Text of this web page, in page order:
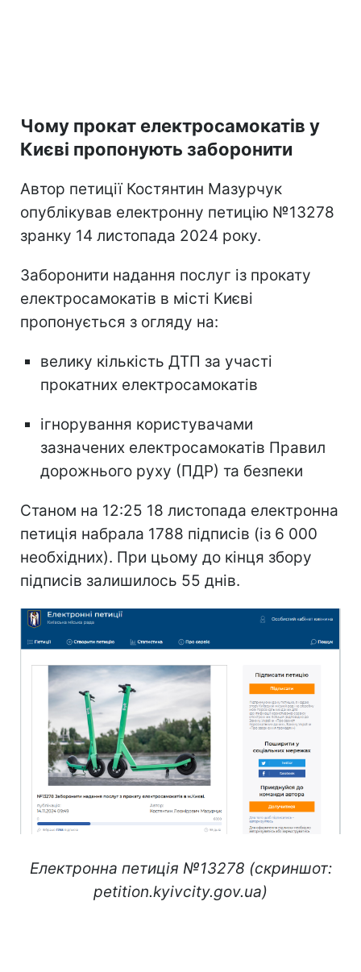
Чому прокат електросамокатів у
Києві пропонують заборонити
Автор петиції Костянтин Мазурчук
опублікував електронну петицію №13278
зранку 14 листопада 2024 року.
Заборонити надання послуг із прокату
електросамокатів в місті Києві
пропонується з огляду на:
велику кількість ДТП за участі
прокатних електросамокатів
ігнорування користувачами
зазначених електросамокатів Правил
дорожнього руху (ПДР) та безпеки
Станом на 12:25 18 листопада електронна
петиція набрала 1788 підписів (із 6 000
необхідних). При цьому до кінця збору
підписів залишилось 55 днів.
Електронна петиція №13278 (скриншот:
petition.kyivcity.gov.ua)